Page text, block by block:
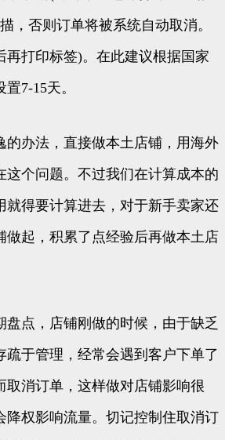
，否则订单将被系统自动取消。
再打印标签)。在此建议根据国家
7-15天。
的办法，直接做本土店铺，用海外
这个问题。不过我们在计算成本的
就得要计算进去，对于新手卖家还
做起，积累了点经验后再做本土店
盘点，店铺刚做的时候，由于缺乏
疏于管理，经常会遇到客户下单了
取消订单，这样做对店铺影响很
降权影响流量。切记控制住取消订